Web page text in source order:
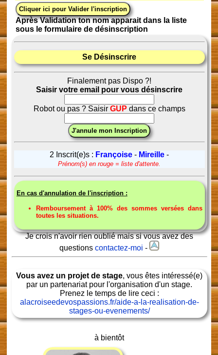
Après Validation ton nom apparait dans la liste
sous le formulaire de désinscription
Se Désinscrire
Finalement pas Dispo ?!
Saisir votre email pour vous désinscrire
Robot ou pas ? Saisir GUP dans ce champs
2 Inscrit(e)s : Françoise - Mireille -
Prénom(s) en rouge = liste d'attente.
En cas d'annulation de l'inscription :
Remboursement à 100% des sommes versées dans
toutes les situations.
Je crois n'avoir rien oublié mais si vous avez des
questionscontactez-moi -
Vous avez un projet de stage, vous êtes intéressé(e)
par un partenariat pour l'organisation d'un stage.
Prenez le temps de lire ceci :
alacroiseedevospassions.fr/aide-a-la-realisation-de-
stages-ou-evenements/
à bientôt